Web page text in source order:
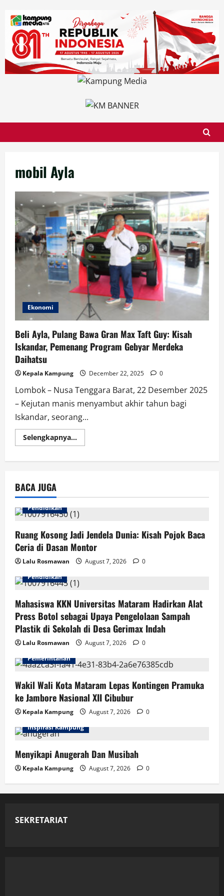
content
mobil Ayla
Ekonomi
Beli Ayla, Pulang Bawa Gran Max Taft Guy: Kisah
Iskandar, Pemenang Program Gebyar Merdeka
Daihatsu
Kepala Kampung December 22, 2025 0
Lombok – Nusa Tenggara Barat, 22 Desember 2025
– Kejutan manis menyambut akhir tahun bagi
Iskandar, seorang...
Selengkapnya...Read
more
Taft
Kisah
Iskandar,
Program
Gebyar
Merdeka
Daihatsu
BACA JUGA
Pendidikan
Ruang Kosong Jadi Jendela Dunia: Kisah Pojok Baca
Ceria di Dasan Montor
Lalu Rosmawan August 7, 2026
0
Pendidikan
Mahasiswa KKN Universitas Mataram Hadirkan Alat
Press Botol sebagai Upaya Pengelolaan Sampah
Plastik di Sekolah di Desa Gerimax Indah
Lalu Rosmawan August 7, 2026
0
Pemerintahan
Wakil Wali Kota Mataram Lepas Kontingen Pramuka
ke Jambore Nasional XII Cibubur
Kepala Kampung August 7, 2026
0
Inspirasi Kampung
Menyikapi Anugerah Dan Musibah
Kepala Kampung August 7, 2026 0
SEKRETARIAT